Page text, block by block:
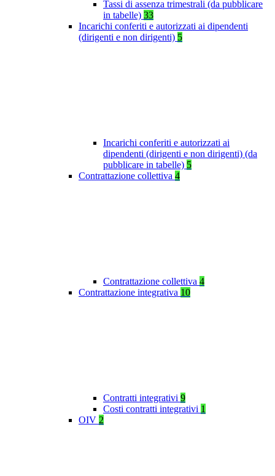
Tassi di assenza trimestrali (da pubblicare
in tabelle) 33
Incarichi conferiti e autorizzati ai dipendenti
(dirigenti e non dirigenti) 5
Incarichi conferiti e autorizzati ai
dipendenti (dirigenti e non dirigenti) (da
pubblicare in tabelle) 5
Contrattazione collettiva 4
Contrattazione collettiva 4
Contrattazione integrativa 10
Contratti integrativi 9
Costi contratti integrativi 1
OIV 2